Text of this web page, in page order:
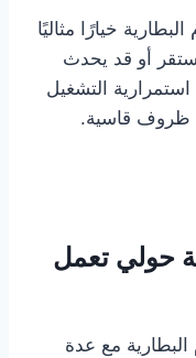
خيارًا مثاليًا
مستقر أو قد يحدث
التشغيل
ظروف قاسية.
حولي تعمل
البطارية مع عدة